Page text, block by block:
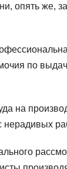
опять же,
по
на
нерадивых